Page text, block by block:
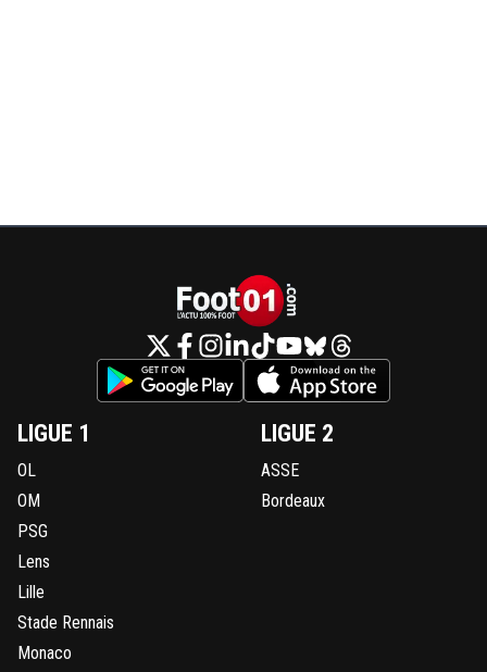
LIGUE 1
OL
OM
PSG
Lens
Lille
Stade Rennais
Monaco
LIGUE 2
ASSE
Bordeaux